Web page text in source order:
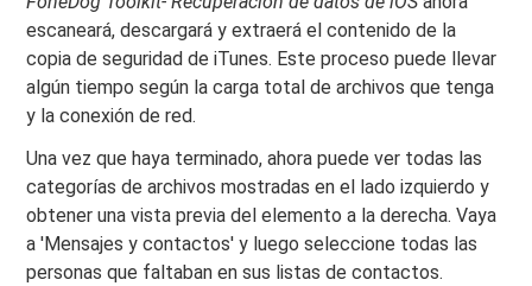
escaneará, descargará y extraerá el contenido de la
copia de seguridad de iTunes. Este proceso puede llevar
algún tiempo según la carga total de archivos que tenga
y la conexión de red.
Una vez que haya terminado, ahora puede ver todas las
categorías de archivos mostradas en el lado izquierdo y
obtener una vista previa del elemento a la derecha. Vaya
a 'Mensajes y contactos' y luego seleccione todas las
personas que faltaban en sus listas de contactos.